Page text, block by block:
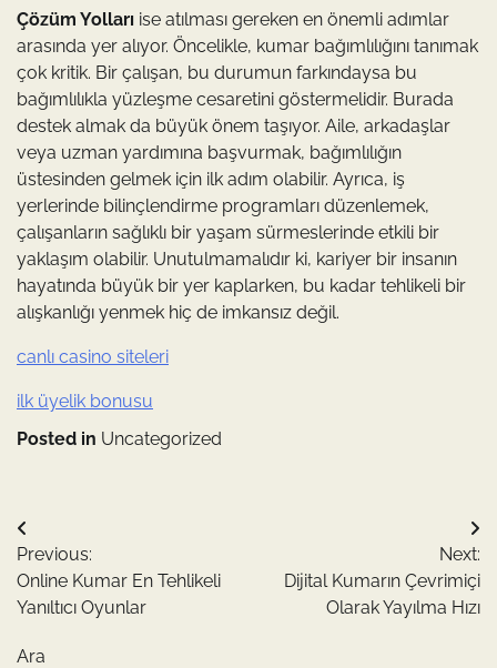
Çözüm Yolları ise atılması gereken en önemli adımlar
arasında yer alıyor. Öncelikle, kumar bağımlılığını tanımak
çok kritik. Bir çalışan, bu durumun farkındaysa bu
bağımlılıkla yüzleşme cesaretini göstermelidir. Burada
destek almak da büyük önem taşıyor. Aile, arkadaşlar
veya uzman yardımına başvurmak, bağımlılığın
üstesinden gelmek için ilk adım olabilir. Ayrıca, iş
yerlerinde bilinçlendirme programları düzenlemek,
çalışanların sağlıklı bir yaşam sürmeslerinde etkili bir
yaklaşım olabilir. Unutulmamalıdır ki, kariyer bir insanın
hayatında büyük bir yer kaplarken, bu kadar tehlikeli bir
alışkanlığı yenmek hiç de imkansız değil.
canlı casino siteleri
ilk üyelik bonusu
Posted in Uncategorized
Yazı
gezinmesi
Previous:
Online Kumar En Tehlikeli
Yanıltıcı Oyunlar
Next:
Dijital Kumarın Çevrimiçi
Olarak Yayılma Hızı
Ara